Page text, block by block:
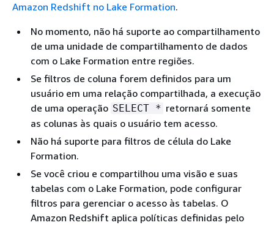
Amazon Redshift no Lake Formation.
No momento, não há suporte ao compartilhamento
de uma unidade de compartilhamento de dados
com o Lake Formation entre regiões.
Se filtros de coluna forem definidos para um
usuário em uma relação compartilhada, a execução
de uma operação SELECT * retornará somente
as colunas às quais o usuário tem acesso.
Não há suporte para filtros de célula do Lake
Formation.
Se você criou e compartilhou uma visão e suas
tabelas com o Lake Formation, pode configurar
filtros para gerenciar o acesso às tabelas. O
Amazon Redshift aplica políticas definidas pelo